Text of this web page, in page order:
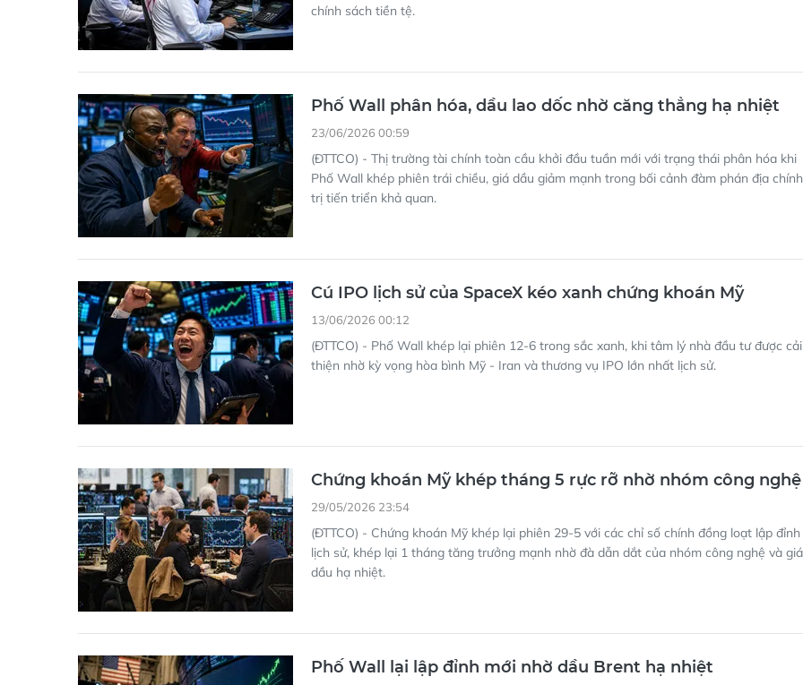
chính sách tiền tệ.
Phố Wall phân hóa, dầu lao dốc nhờ căng thẳng hạ nhiệt
23/06/2026 00:59
(ĐTTCO) - Thị trường tài chính toàn cầu khởi đầu tuần mới với trạng thái phân hóa khi
Phố Wall khép phiên trái chiều, giá dầu giảm mạnh trong bối cảnh đàm phán địa chính
trị tiến triển khả quan.
Cú IPO lịch sử của SpaceX kéo xanh chứng khoán Mỹ
13/06/2026 00:12
(ĐTTCO) - Phố Wall khép lại phiên 12-6 trong sắc xanh, khi tâm lý nhà đầu tư được cải
thiện nhờ kỳ vọng hòa bình Mỹ - Iran và thương vụ IPO lớn nhất lịch sử.
Chứng khoán Mỹ khép tháng 5 rực rỡ nhờ nhóm công nghệ
29/05/2026 23:54
(ĐTTCO) - Chứng khoán Mỹ khép lại phiên 29-5 với các chỉ số chính đồng loạt lập đỉnh
lịch sử, khép lại 1 tháng tăng trưởng mạnh nhờ đà dẫn dắt của nhóm công nghệ và giá
dầu hạ nhiệt.
Phố Wall lại lập đỉnh mới nhờ dầu Brent hạ nhiệt